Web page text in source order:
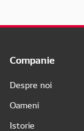
Companie
Despre noi
Oameni
Istorie